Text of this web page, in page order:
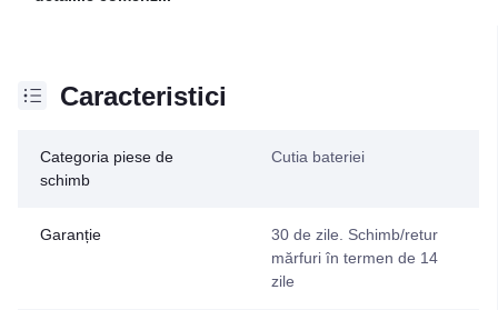
Caracteristici
Categoria piese de
schimb
Cutia bateriei
Garanție
30 de zile. Schimb/retur
mărfuri în termen de 14
zile